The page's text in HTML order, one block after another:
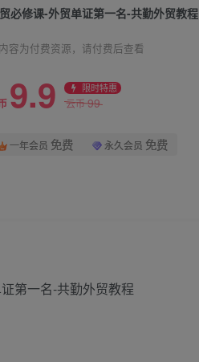
必修课-外贸单证第一名-共勤外贸教程
容为付费资源，请付费后查看
9.9 限时特惠
云币99
一年会员 免费 永久会员 免费